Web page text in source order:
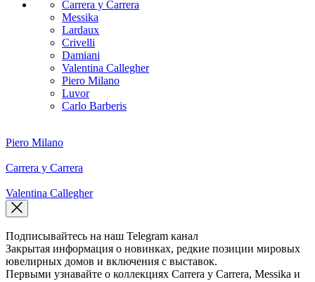
Carrera y Carrera
Messika
Lardaux
Crivelli
Damiani
Valentina Callegher
Piero Milano
Luvor
Carlo Barberis
Piero Milano
Carrera y Carrera
Valentina Callegher
Подписывайтесь на наш Telegram канал
Закрытая информация о новинках, редкие позиции мировых
ювелирных домов и включения с выставок.
Первыми узнавайте о коллекциях Carrera y Carrera, Messika и